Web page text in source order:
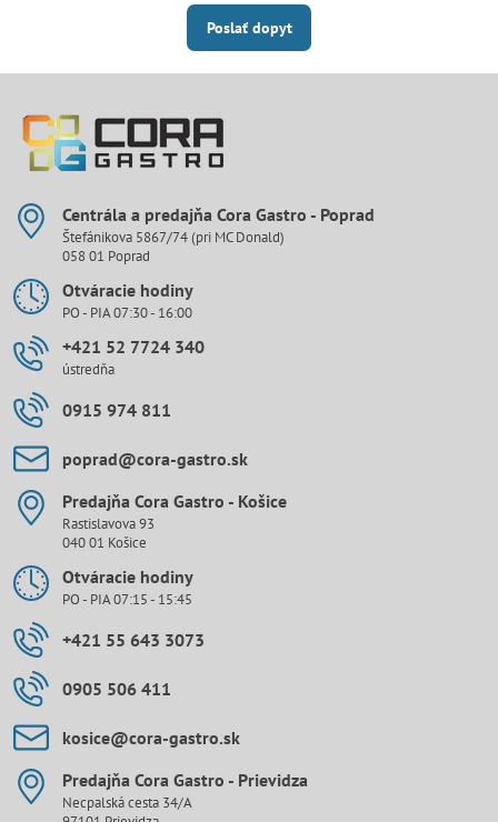
Poslať dopyt
Centrála a predajňa Cora Gastro - Poprad
Štefánikova 5867/74 (pri MC Donald)
058 01 Poprad
Otváracie hodiny
PO - PIA 07:30 - 16:00
+421 52 7724 340
ústredňa
0915 974 811
poprad​@cora-gastro​.sk
Predajňa Cora Gastro - Košice
Rastislavova 93
040 01 Košice
Otváracie hodiny
PO - PIA 07:15 - 15:45
+421 55 643 3073
0905 506 411
kosice​@cora-gastro​.sk
Predajňa Cora Gastro - Prievidza
Necpalská cesta 34/A